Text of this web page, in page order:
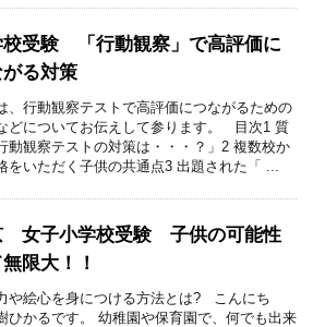
校受験 「行動観察」で高評価に
る対策
、行動観察テストで高評価につながるための
どについてお伝えして参ります。 目次1 質
動観察テストの対策は・・・？」2 複数校か
をいただく子供の共通点3 出題された「 ...
女子小学校受験 子供の可能性
限大！！
や絵心を身につける方法とは? こんにち
ひかるです。 幼稚園や保育園で、何でも出来